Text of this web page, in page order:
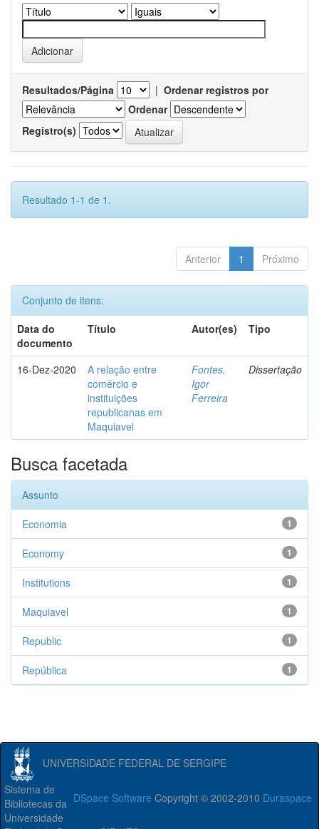
Resultados/Página | Ordenar registros por
Ordenar
Registro(s)
Resultado 1-1 de 1.
Anterior 1 Próximo
Conjunto de itens:
Data do
documento
Título Autor(es) Tipo
16-Dez-2020
A relação entre
comércio e
instituições
republicanas em
Maquiavel
Fontes,
Igor
Ferreira
Dissertação
Busca facetada
Assunto
1
Economia
1
Economy
1
Institutions
1
Maquiavel
1
Republic
1
República
UNIVERSIDADE FEDERAL DE SERGIPE
DSpace Software Copyright © 2002-2010 Duraspace
Sistema de
Bibliotecas da
Universidade